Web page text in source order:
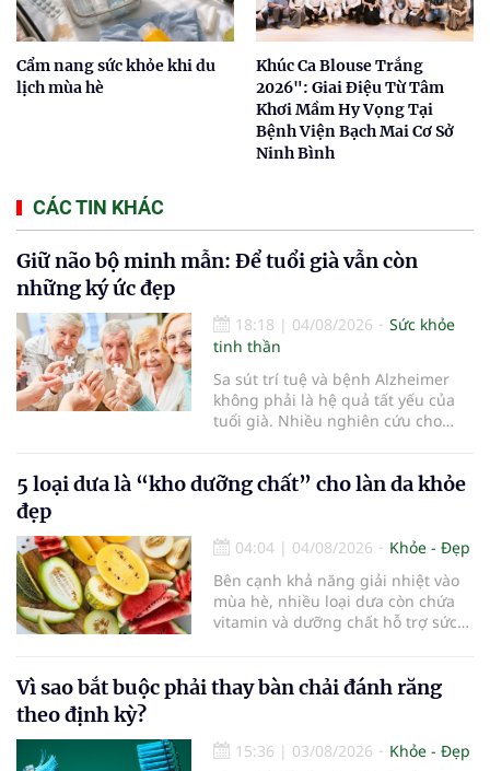
Cẩm nang sức khỏe khi du
lịch mùa hè
Khúc Ca Blouse Trắng
2026": Giai Điệu Từ Tâm
Khơi Mầm Hy Vọng Tại
Bệnh Viện Bạch Mai Cơ Sở
Ninh Bình
CÁC TIN KHÁC
Giữ não bộ minh mẫn: Để tuổi già vẫn còn
những ký ức đẹp
18:18 | 04/08/2026
Sức khỏe
tinh thần
Sa sút trí tuệ và bệnh Alzheimer
không phải là hệ quả tất yếu của
tuổi già. Nhiều nghiên cứu cho
rèn luyện trí não mỗi ngày có thể
tuổi gìn giữ trí nhớ và sống độc lập
5 loại dưa là “kho dưỡng chất” cho làn da khỏe
đẹp
04:04 | 04/08/2026
Khỏe - Đẹp
Bên cạnh khả năng giải nhiệt vào
mùa hè, nhiều loại dưa còn chứa
vitamin và dưỡng chất hỗ trợ sức
Vì sao bắt buộc phải thay bàn chải đánh răng
theo định kỳ?
15:36 | 03/08/2026
Khỏe - Đẹp